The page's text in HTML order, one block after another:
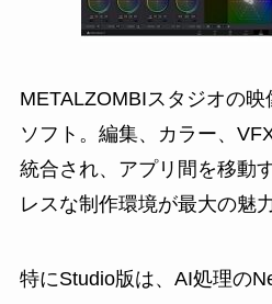
METALZOMBIスタジオの
ソフト。編集、カラー、
統合され、アプリ間を移動
レスな制作環境が最大の魅
特にStudio版は、AI処理の